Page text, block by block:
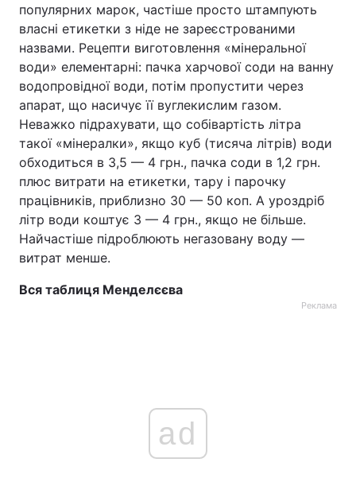
популярних марок, частіше просто штампують
власні етикетки з ніде не зареєстрованими
назвами. Рецепти виготовлення «мінеральної
води» елементарні: пачка харчової соди на ванну
водопровідної води, потім пропустити через
апарат, що насичує її вуглекислим газом.
Неважко підрахувати, що собівартість літра
такої «мінералки», якщо куб (тисяча літрів) води
обходиться в 3,5 — 4 грн., пачка соди в 1,2 грн.
плюс витрати на етикетки, тару і парочку
працівників, приблизно 30 — 50 коп. А уроздріб
літр води коштує 3 — 4 грн., якщо не більше.
Найчастіше підроблюють негазовану воду —
витрат менше.
Вся таблиця Менделєєва
Реклама
ad